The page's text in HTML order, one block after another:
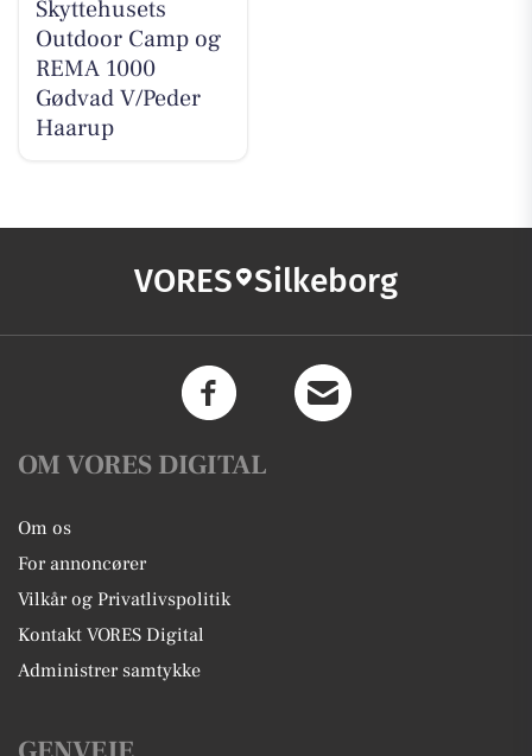
Skyttehusets
Outdoor Camp og
REMA 1000
Gødvad V/Peder
Haarup
VORES Silkeborg
OM VORES DIGITAL
Om os
For annoncører
Vilkår og Privatlivspolitik
Kontakt VORES Digital
Administrer samtykke